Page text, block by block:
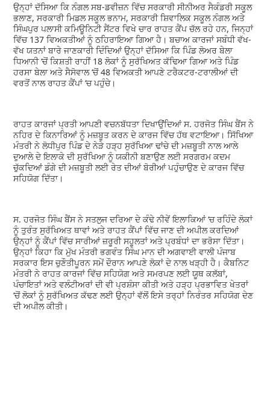
ਉਨ੍ਹਾਂ ਦੱਸਿਆ ਕਿ ਨੰਗਲ ਸਬ-ਡਵੀਜ਼ਨ ਵਿੱਚ ਸਰਕਾਰੀ ਸੀਨੀਅਰ ਸੈਕੰਡਰੀ ਸਕੂਲ
ਭਲਾਣ, ਸਰਕਾਰੀ ਮਿਡਲ ਸਕੂਲ ਭਨਾਮ, ਸਰਕਾਰੀ ਸ਼ਿਵਾਲਿਕ ਸਕੂਲ ਨੰਗਲ ਅਤੇ
ਸਿੰਘਪੁਰ ਪਲਾਸੀ ਕਮਿਊਨਿਟੀ ਸੈਂਟਰ ਵਿਖੇ ਚਾਰ ਰਾਹਤ ਕੈਂਪ ਚੱਲ ਰਹੇ ਹਨ, ਜਿਨ੍ਹਾਂ
ਵਿੱਚ 137 ਵਿਅਕਤੀਆਂ ਨੂੰ ਠਹਿਰਾਇਆ ਗਿਆ ਹੈ। ਬਚਾਅ ਕਾਰਜਾਂ ਸਬੰਧੀ ਵੱਖ-
ਵੱਖ ਯਤਨਾਂ ਬਾਰੇ ਜਾਣਕਾਰੀ ਦਿੰਦਿਆਂ ਉਨ੍ਹਾਂ ਦੱਸਿਆ ਕਿ ਪਿੰਡ ਲੋਅਰ ਬੇਲਾ
ਧਿਆਨੀ ‘ਚੋਂ ਕਿਸ਼ਤੀ ਰਾਹੀਂ 18 ਲੋਕਾਂ ਨੂੰ ਸੁਰੱਖਿਅਤ ਕੱਢਿਆ ਗਿਆ ਅਤੇ ਪਿੰਡ
ਹਰਸਾ ਬੇਲਾ ਅਤੇ ਸੈਸੋਵਾਲ ‘ਚੋਂ 48 ਵਿਅਕਤੀ ਆਪਣੇ ਟਰੈਕਟਰ-ਟਰਾਲੀਆਂ ਦੀ
ਵਰਤੋਂ ਨਾਲ ਰਾਹਤ ਕੈਂਪਾਂ ‘ਚ ਪਹੁੰਚੇ।
ਰਾਹਤ ਕਾਰਜਾਂ ਪ੍ਰਤੀ ਆਪਣੀ ਵਚਨਬੱਧਤਾ ਦਿਖਾਉਂਦਿਆਂ ਸ. ਹਰਜੋਤ ਸਿੰਘ ਬੈਂਸ ਨੇ
ਨਹਿਰ ਦੇ ਕਿਨਾਰਿਆਂ ਨੂੰ ਮਜ਼ਬੂਤ ਕਰਨ ਦੇ ਕਾਰਜ ਵਿੱਚ ਹੱਥ ਵਟਾਇਆ। ਸਿੱਖਿਆ
ਮੰਤਰੀ ਨੇ ਲੋਧੀਪੁਰ ਪਿੰਡ ਦੇ ਨੇੜੇ ਹੜ੍ਹ ਸੁਰੱਖਿਆ ਢਾਂਚੇ ਦੀ ਮਜ਼ਬੂਤੀ ਨਾਲ ਆਲੇ
ਦੁਆਲੇ ਦੇ ਇਲਾਕੇ ਦੀ ਸੁਰੱਖਿਆ ਨੂੰ ਯਕੀਨੀ ਬਣਾਉਣ ਲਈ ਸਰਗਰਮ ਕਦਮ
ਚੁੱਕਦਿਆਂ ਡੰਗੇ ਦੀ ਮਜ਼ਬੂਤੀ ਲਈ ਰੇਤ ਦੀਆਂ ਬੋਰੀਆਂ ਪਹੁੰਚਾਉਣ ਦੇ ਕਾਰਜ ਵਿੱਚ
ਸਹਿਯੋਗ ਦਿੱਤਾ।
ਸ. ਹਰਜੋਤ ਸਿੰਘ ਬੈਂਸ ਨੇ ਸਤਲੁਜ ਦਰਿਆ ਦੇ ਕੰਢੇ ਨੀਵੇਂ ਇਲਾਕਿਆਂ ‘ਚ ਰਹਿੰਦੇ ਲੋਕਾਂ
ਨੂੰ ਤੁਰੰਤ ਸੁਰੱਖਿਅਤ ਥਾਵਾਂ ਅਤੇ ਰਾਹਤ ਕੈਂਪਾਂ ਵਿੱਚ ਜਾਣ ਦੀ ਅਪੀਲ ਕਰਦਿਆਂ
ਉਨ੍ਹਾਂ ਨੂੰ ਕੈਂਪਾਂ ਵਿੱਚ ਸਾਰੀਆਂ ਜ਼ਰੂਰੀ ਸਹੂਲਤਾਂ ਅਤੇ ਪ੍ਰਬੰਧਾਂ ਦਾ ਭਰੋਸਾ ਦਿੱਤਾ।
ਉਨ੍ਹਾਂ ਕਿਹਾ ਕਿ ਮੁੱਖ ਮੰਤਰੀ ਭਗਵੰਤ ਸਿੰਘ ਮਾਨ ਦੀ ਅਗਵਾਈ ਵਾਲੀ ਪੰਜਾਬ
ਸਰਕਾਰ ਇਸ ਚੁਣੌਤੀਪੂਰਨ ਸਮੇਂ ਦੌਰਾਨ ਆਪਣੇ ਲੋਕਾਂ ਦੇ ਨਾਲ ਖੜ੍ਹੀ ਹੈ। ਕੈਬਨਿਟ
ਮੰਤਰੀ ਨੇ ਰਾਹਤ ਕਾਰਜਾਂ ਵਿੱਚ ਸਹਿਯੋਗ ਅਤੇ ਸਮਰਪਣ ਲਈ ਯੂਥ ਕਲੱਬਾਂ,
ਪੰਚਾਇਤਾਂ ਅਤੇ ਵਲੰਟੀਅਰਾਂ ਦੀ ਵੀ ਪ੍ਰਸ਼ੰਸਾ ਕੀਤੀ ਅਤੇ ਹੜ੍ਹ ਪ੍ਰਭਾਵਿਤ ਖੇਤਰਾਂ
‘ਚੋਂ ਲੋਕਾਂ ਨੂੰ ਸੁਰੱਖਿਅਤ ਕੱਢਣ ਲਈ ਉਨ੍ਹਾਂ ਵੱਲੋਂ ਇਸੇ ਤਰ੍ਹਾਂ ਨਿਰੰਤਰ ਸਹਿਯੋਗ ਦੇਣ
ਦੀ ਅਪੀਲ ਕੀਤੀ।